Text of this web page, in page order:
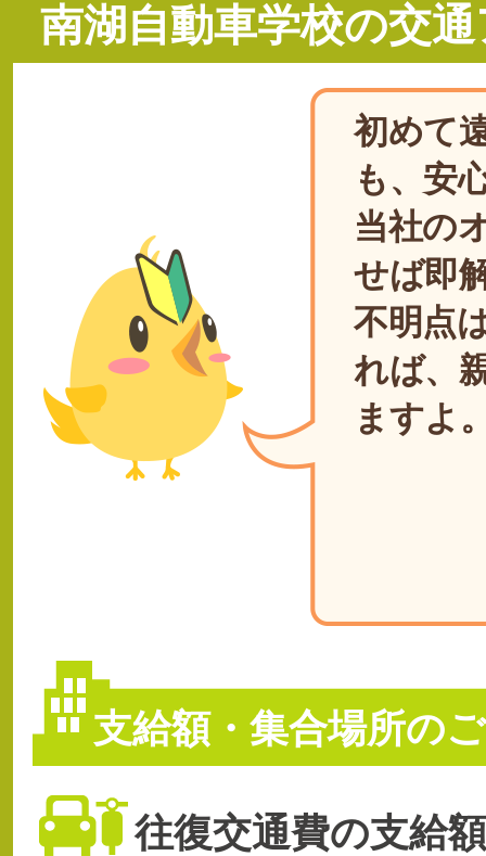
南湖自動車学校の交
初めて
も、安
当社の
せば即
不明点
れば、
ますよ
支給額・集合場所の
往復交通費の支給額